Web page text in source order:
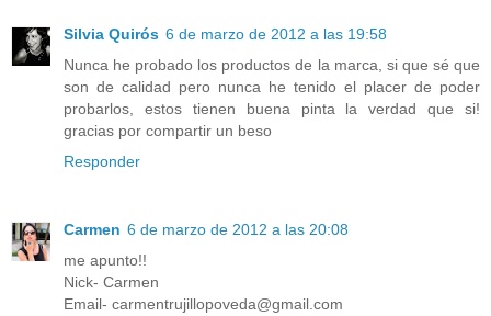
Silvia Quirós 6 de marzo de 2012 a las 19:58
Nunca he probado los productos de la marca, si que sé que
son de calidad pero nunca he tenido el placer de poder
probarlos, estos tienen buena pinta la verdad que si!
gracias por compartir un beso
Responder
Carmen 6 de marzo de 2012 a las 20:08
me apunto!!
Nick- Carmen
Email- carmentrujillopoveda@gmail.com